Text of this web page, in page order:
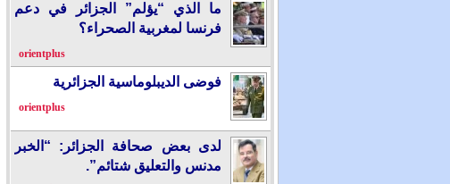
ما الذي “يؤلم” الجزائر في دعم
فرنسا لمغربية الصحراء؟
orientplus
فوضى الديبلوماسية الجزائرية
orientplus
لدى بعض صحافة الجزائر: “الخبر
مدنس والتعليق شتائم”.